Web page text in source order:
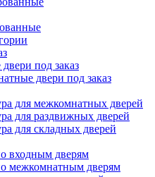
под заказ
двери под заказ
для межкомнатных дверей
для раздвижных дверей
для складных дверей
входным дверям
межкомнатным дверям